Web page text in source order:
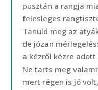
pusztán a rangja
felesleges
Tanuld meg az
de józan
a kézről kézre
Ne tarts meg
mert régen is jó